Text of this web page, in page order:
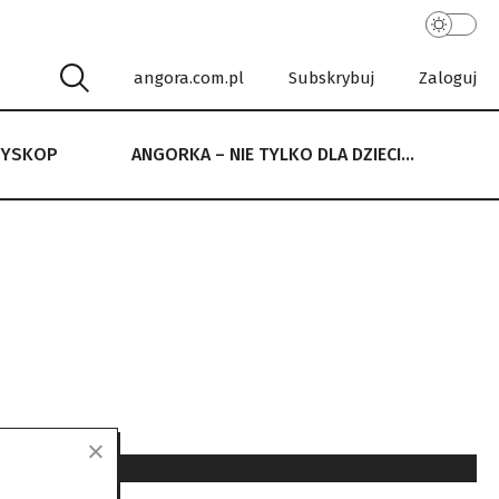
angora.com.pl Subskrybuj Zaloguj
ANGORKA – NIE TYLKO DLA DZIECI…
NIE TYLKO DLA DZIECI…